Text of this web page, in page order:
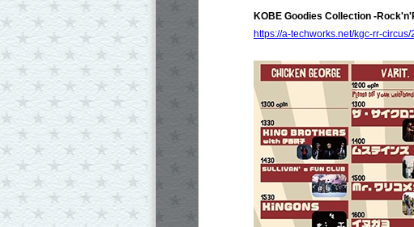
KOBE Goodies Collection -
https://a-techworks.net/kgc-rr-circus/